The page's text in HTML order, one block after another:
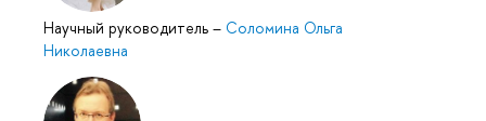
Научный руководитель – Соломина Ольга
Николаевна